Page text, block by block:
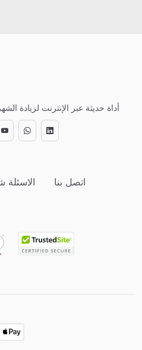
أداة حديثة عبر الإنترنت لزيادة
الاسئلة
اتصل بنا